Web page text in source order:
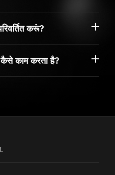
करूं?
काम करता है?